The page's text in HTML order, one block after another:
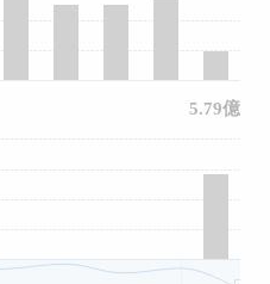
5.79億